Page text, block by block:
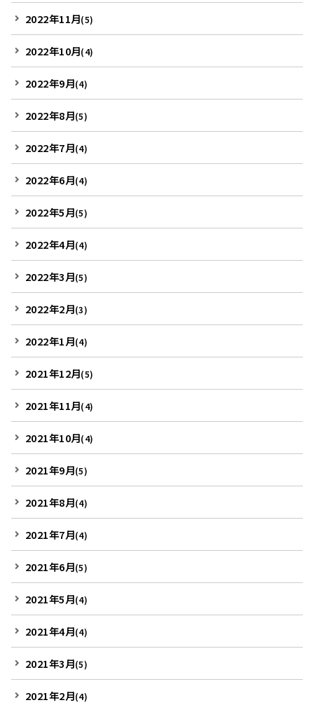
2022年11月(5)
2022年10月(4)
2022年9月(4)
2022年8月(5)
2022年7月(4)
2022年6月(4)
2022年5月(5)
2022年4月(4)
2022年3月(5)
2022年2月(3)
2022年1月(4)
2021年12月(5)
2021年11月(4)
2021年10月(4)
2021年9月(5)
2021年8月(4)
2021年7月(4)
2021年6月(5)
2021年5月(4)
2021年4月(4)
2021年3月(5)
2021年2月(4)